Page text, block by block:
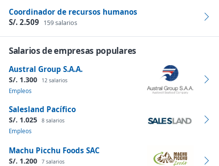
Coordinador de recursos humanos
S/. 2.509 159 salarios
Salarios de empresas populares
Austral Group S.A.A.
S/. 1.300 12 salarios
Empleos
Salesland Pacífico
S/. 1.025 8 salarios
Empleos
Machu Picchu Foods SAC
S/. 1.200 7 salarios